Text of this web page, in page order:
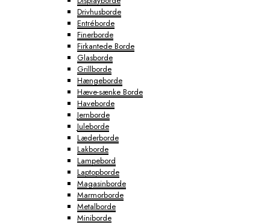
Drivhusborde
Entréborde
Finerborde
Firkantede Borde
Glasborde
Grillborde
Hængeborde
Hæve-sænke Borde
Haveborde
Jernborde
Juleborde
Læderborde
Lakborde
Lampebord
Laptopborde
Magasinborde
Marmorborde
Metalborde
Miniborde